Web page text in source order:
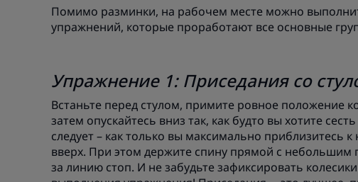
Помимо разминки, на рабочем месте можно
упражнений, которые проработают все основные
Упражнение 1: Приседания со
Встаньте перед стулом, примите ровное положение
затем опускайтесь вниз так, как будто вы хотите
следует – как только вы максимально приблизитесь
вверх. При этом держите спину прямой с небольшим
за линию стоп. И не забудьте зафиксировать